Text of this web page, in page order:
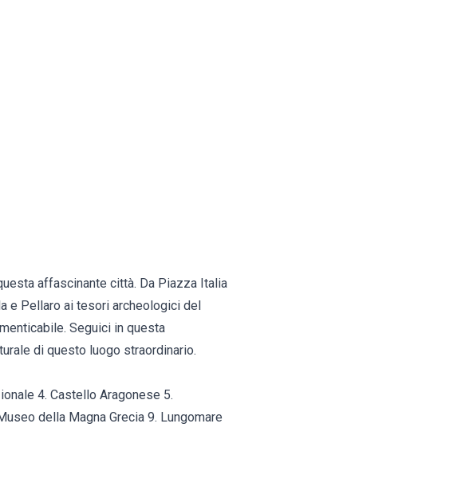
affascinante città. Da Piazza Italia
e Pellaro ai tesori archeologici del
Seguici in questa
di questo luogo straordinario.
4. Castello Aragonese 5.
della Magna Grecia 9. Lungomare